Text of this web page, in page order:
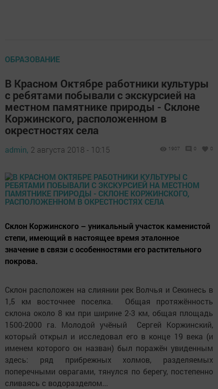
ОБРАЗОВАНИЕ
В Красном Октябре работники культуры
с ребятами побывали с экскурсией на
местном памятнике природы - Склоне
Коржинского, расположенном в
окрестностях села
admin, 2 августа 2018 - 10:15 1907 0 0
Склон Коржинского – уникальный участок каменистой
степи, имеющий в настоящее время эталонное
значение в связи с особенностями его растительного
покрова.
Склон расположен на слиянии рек Волчья и Секинесь в
1,5 км восточнее поселка. Общая протяжённость
склона около 8 км при ширине 2-3 км, общая площадь
1500-2000 га. Молодой учёный Сергей Коржинский,
который открыл и исследовал его в конце 19 века (и
именем которого он назван) был поражён увиденным
здесь: ряд прибрежных холмов, разделяемых
поперечными оврагами, тянулся по берегу, постепенно
сливаясь с водоразделом...